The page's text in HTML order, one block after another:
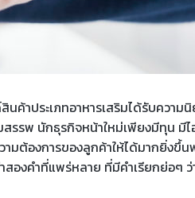
าประเภทอาหารเสริมได้รับความ
รพ นักธุรกิจหน้าใหม่เพียงมีทุน มีไ
ต้องการของลูกค้าให้ได้มากยิ่งขึ้น
สองคำที่แพร่หลาย ที่มีคำเรียกย่อๆ ว่